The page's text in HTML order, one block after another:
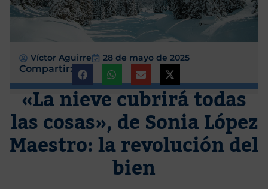
Víctor Aguirre 28 de mayo de 2025
Compartir:
«La nieve cubrirá todas
las cosas», de Sonia López
Maestro: la revolución del
bien